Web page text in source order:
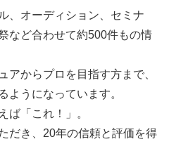
、オーディション、セミナ
など合わせて約500件もの情
アからプロを目指す方まで、
ようになっています。
ば「これ！」。
だき、20年の信頼と評価を得